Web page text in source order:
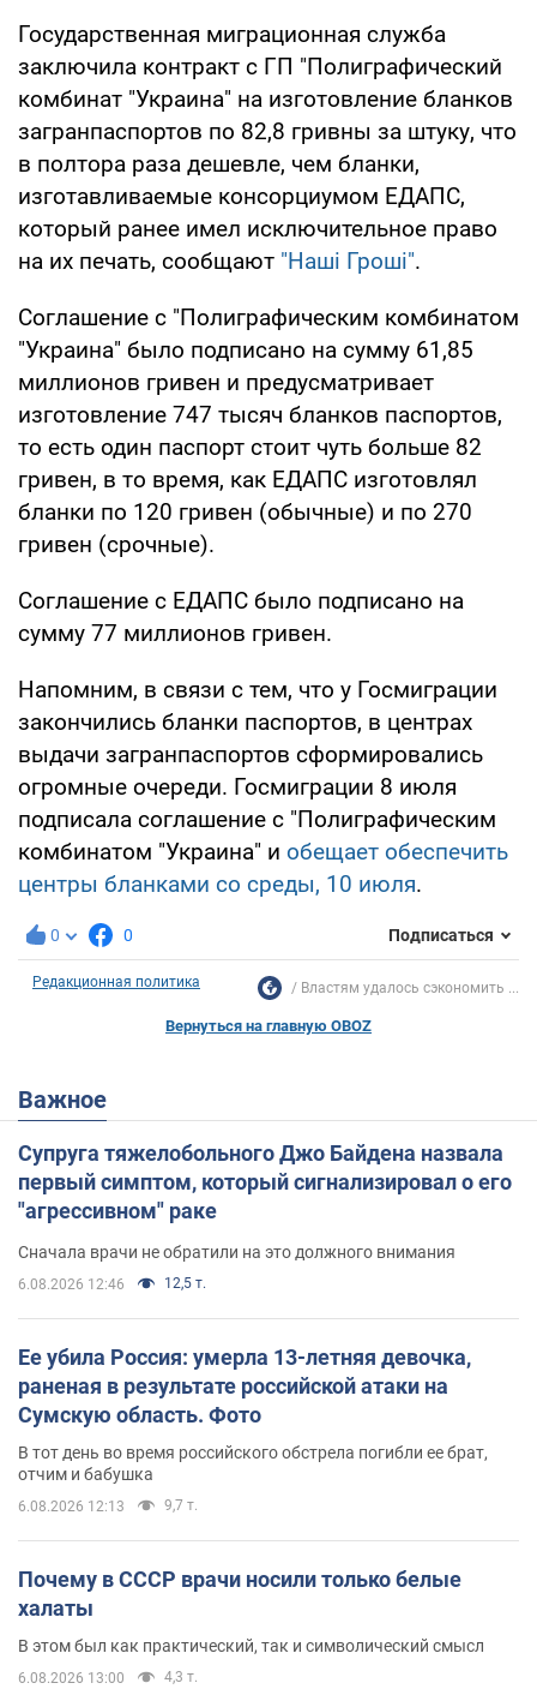
Государственная миграционная служба
заключила контракт с ГП "Полиграфический
комбинат "Украина" на изготовление бланков
загранпаспортов по 82,8 гривны за штуку, что
в полтора раза дешевле, чем бланки,
изготавливаемые консорциумом ЕДАПС,
который ранее имел исключительное право
на их печать, сообщают "Наші Гроші".
Соглашение с "Полиграфическим комбинатом
"Украина" было подписано на сумму 61,85
миллионов гривен и предусматривает
изготовление 747 тысяч бланков паспортов,
то есть один паспорт стоит чуть больше 82
гривен, в то время, как ЕДАПС изготовлял
бланки по 120 гривен (обычные) и по 270
гривен (срочные).
Соглашение с ЕДАПС было подписано на
сумму 77 миллионов гривен.
Напомним, в связи с тем, что у Госмиграции
закончились бланки паспортов, в центрах
выдачи загранпаспортов сформировались
огромные очереди. Госмиграции 8 июля
подписала соглашение с "Полиграфическим
комбинатом "Украина" и обещает обеспечить
центры бланками со среды, 10 июля.
0 0 Подписаться
Редакционная политика Властям удалось сэкономить ...
Вернуться на главную OBOZ
Важное
Супруга тяжелобольного Джо Байдена назвала
первый симптом, который сигнализировал о его
"агрессивном" раке
Сначала врачи не обратили на это должного внимания
6.08.2026 12:46 12,5 т.
Ее убила Россия: умерла 13-летняя девочка,
раненая в результате российской атаки на
Сумскую область. Фото
В тот день во время российского обстрела погибли ее брат,
отчим и бабушка
6.08.2026 12:13 9,7 т.
Почему в СССР врачи носили только белые
халаты
В этом был как практический, так и символический смысл
6.08.2026 13:00 4,3 т.